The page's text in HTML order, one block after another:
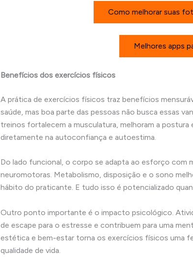
Como melhorar suas
Melhores apps
Benefícios dos exercícios físicos
A prática de exercícios físicos traz benefícios
saúde, mas boa parte das pessoas não busca essas
treinos fortalecem a musculatura, melhoram a
diretamente na autoconfiança e autoestima.
Do lado funcional, o corpo se adapta ao esforço com
neuromotoras. Metabolismo, disposição e o sono
hábito do praticante. E tudo isso é potencializado
Outro ponto importante é o impacto psicológico.
de escape para o estresse e contribuem para uma
estética e bem-estar torna os exercícios físicos uma
qualidade de vida.